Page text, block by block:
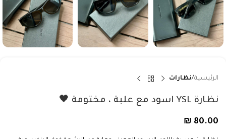
الرئيسية نظارات
نظارة YSL اسود مع علبة ، مختومة 🖤
₪ 80.00